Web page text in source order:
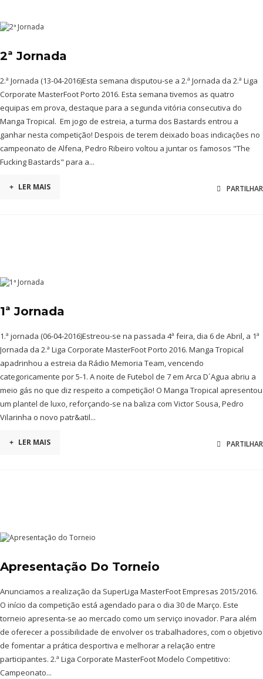
2ª Jornada
2.ª Jornada (13-04-2016)Esta semana disputou-se a 2.ª Jornada da 2.ª Liga
Corporate MasterFoot Porto 2016. Esta semana tivemos as quatro
equipas em prova, destaque para a segunda vitória consecutiva do
Manga Tropical. Em jogo de estreia, a turma dos Bastards entrou a
ganhar nesta competição! Despois de terem deixado boas indicações no
campeonato de Alfena, Pedro Ribeiro voltou a juntar os famosos "The
Fucking Bastards" para a...
+ LER MAIS PARTILHAR
1ª Jornada
1.ª jornada (06-04-2016)Estreou-se na passada 4ª feira, dia 6 de Abril, a 1ª
Jornada da 2.ª Liga Corporate MasterFoot Porto 2016. Manga Tropical
apadrinhou a estreia da Rádio Memoria Team, vencendo
categoricamente por 5-1. A noite de Futebol de 7 em Arca D´Agua abriu a
meio gás no que diz respeito a competição! O Manga Tropical apresentou
um plantel de luxo, reforçando-se na baliza com Victor Sousa, Pedro
Vilarinha o novo patr&atil...
+ LER MAIS PARTILHAR
Apresentação Do Torneio
Anunciamos a realização da SuperLiga MasterFoot Empresas 2015/2016.
O início da competição está agendado para o dia 30 de Março. Este
torneio apresenta-se ao mercado como um serviço inovador. Para além
de oferecer a possibilidade de envolver os trabalhadores, com o objetivo
de fomentar a prática desportiva e melhorar a relação entre
participantes. 2.ª Liga Corporate MasterFoot Modelo Competitivo:
Campeonato...